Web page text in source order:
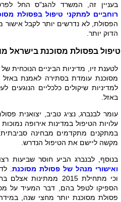
בעניין זה, המשרד להגנ"ס החל
רוחביים למתקני טיפול בפסולת
הפסולת, לא נדרשים יותר לקבל אישור
הדוק יותר.
טיפול בפסולת מסוכנת בישראל
לטענת זיו, מדיניות הביניים
מסוכנת עומדת בסתירה לאמנת באזל
למדיניות שיקולים כלכליים
באזל.
עומר לבנברג, נציג טביב, יצואנית
עלויות הטיפול במדינות אירופה
במתקנים מתקדמים מבחינה
מקשה ליישם את הטיפול הנדרש.
בנוסף, לבנברג הביע חוסר שביעות
ואישורי מנהל של פסולת מסוכנת .
הספיקו לטפל בהם, דבר המעיד על
פסולת מסוכנת יותר מחצי שנה,